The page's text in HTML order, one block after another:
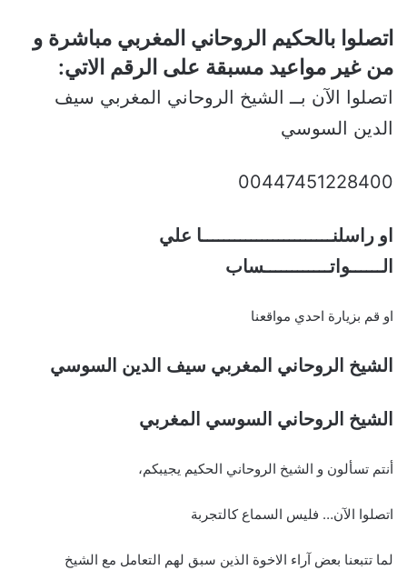
اتصلوا بالحكيم الروحاني المغربي مباشرة و
من غير مواعيد مسبقة على الرقم الاتي:
اتصلوا الآن بــ الشيخ الروحاني المغربي سيف
الدين السوسي
00447451228400
او راسلنــــــــــــــــــــــــا علي
الــــــواتــــــــــــساب
او قم بزيارة احدي مواقعنا
الشيخ الروحاني المغربي سيف الدين السوسي
الشيخ الروحاني السوسي المغربي
أنتم تسألون و الشيخ الروحاني الحكيم يجيبكم،
اتصلوا الآن… فليس السماع كالتجربة
لما تتبعنا بعض آراء الاخوة الذين سبق لهم التعامل مع الشيخ